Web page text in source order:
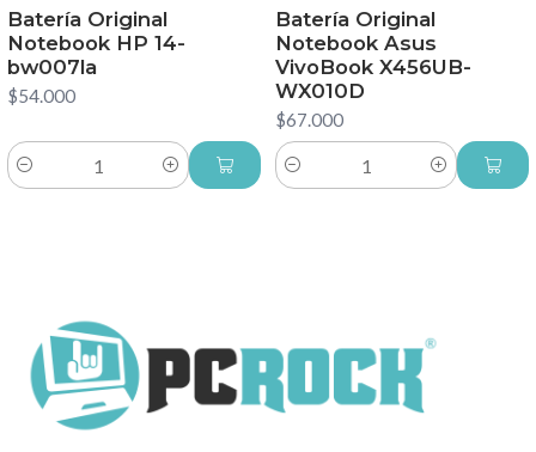
Batería Original
Notebook HP 14-
bw007la
$54.000
Cantidad
Batería Original
Notebook Asus
VivoBook X456UB-
WX010D
$67.000
Cantidad